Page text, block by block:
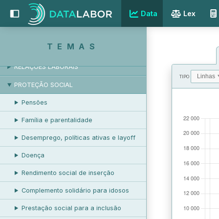
Data Lex
TEMAS
REMUNERAÇÃO
RELAÇÕES LABORAIS
PROTEÇÃO SOCIAL
Pensões
Família e parentalidade
Desemprego, políticas ativas e layoff
Doença
Rendimento social de inserção
Complemento solidário para idosos
Prestação social para a inclusão
TIPO